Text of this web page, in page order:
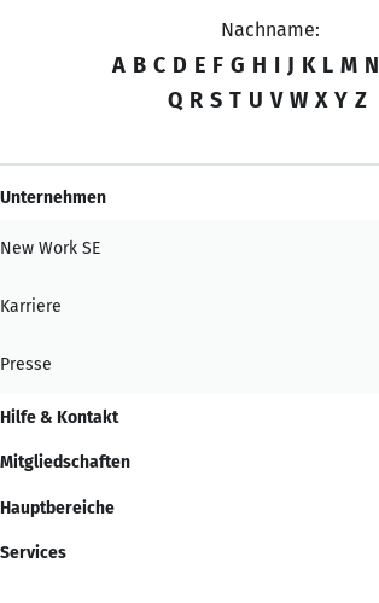
Nachname:
A B C D E F G H I J K L M N
Q R S T U V W X Y Z
Unternehmen
New Work SE
Karriere
Presse
Hilfe & Kontakt
Mitgliedschaften
Hauptbereiche
Services